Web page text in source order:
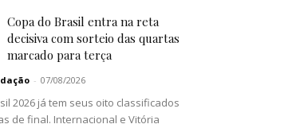
Copa do Brasil entra na reta
decisiva com sorteio das quartas
marcado para terça
- 07/08/2026
2026 já tem seus oito classificados
de final. Internacional e Vitória